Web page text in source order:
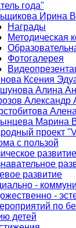
года"
Ирина
Награды
Методическая
Фотогалерея
Ксения
Алина
Александр
Марина
проект
с пользой
развитие
развитие
-
-
по
детей